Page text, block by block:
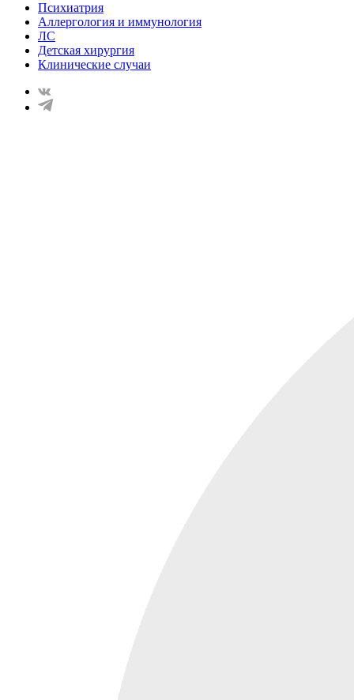
Психиатрия
Аллергология и иммунология
ЛС
Детская хирургия
Клинические случаи